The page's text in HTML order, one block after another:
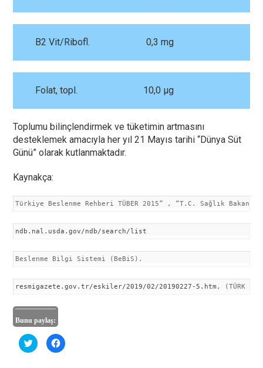
B2 Vit/Ribofl. 0,3 mg
Folat, topl. 10,0 µg
Toplumu bilinçlendirmek ve tüketimin artmasını
desteklemek amacıyla her yıl 21 Mayıs tarihi “Dünya Süt
Günü” olarak kutlanmaktadır.
Kaynakça:
Türkiye Beslenme Rehberi TÜBER 2015” , “T.C. Sağlık
ndb.nal.usda.gov/ndb/search/list
Beslenme Bilgi Sistemi (BeBiS).
resmigazete.gov.tr/eskiler/2019/02/20190227-5.htm , (TÜRK
Bunu paylaş:
T
w
F
a